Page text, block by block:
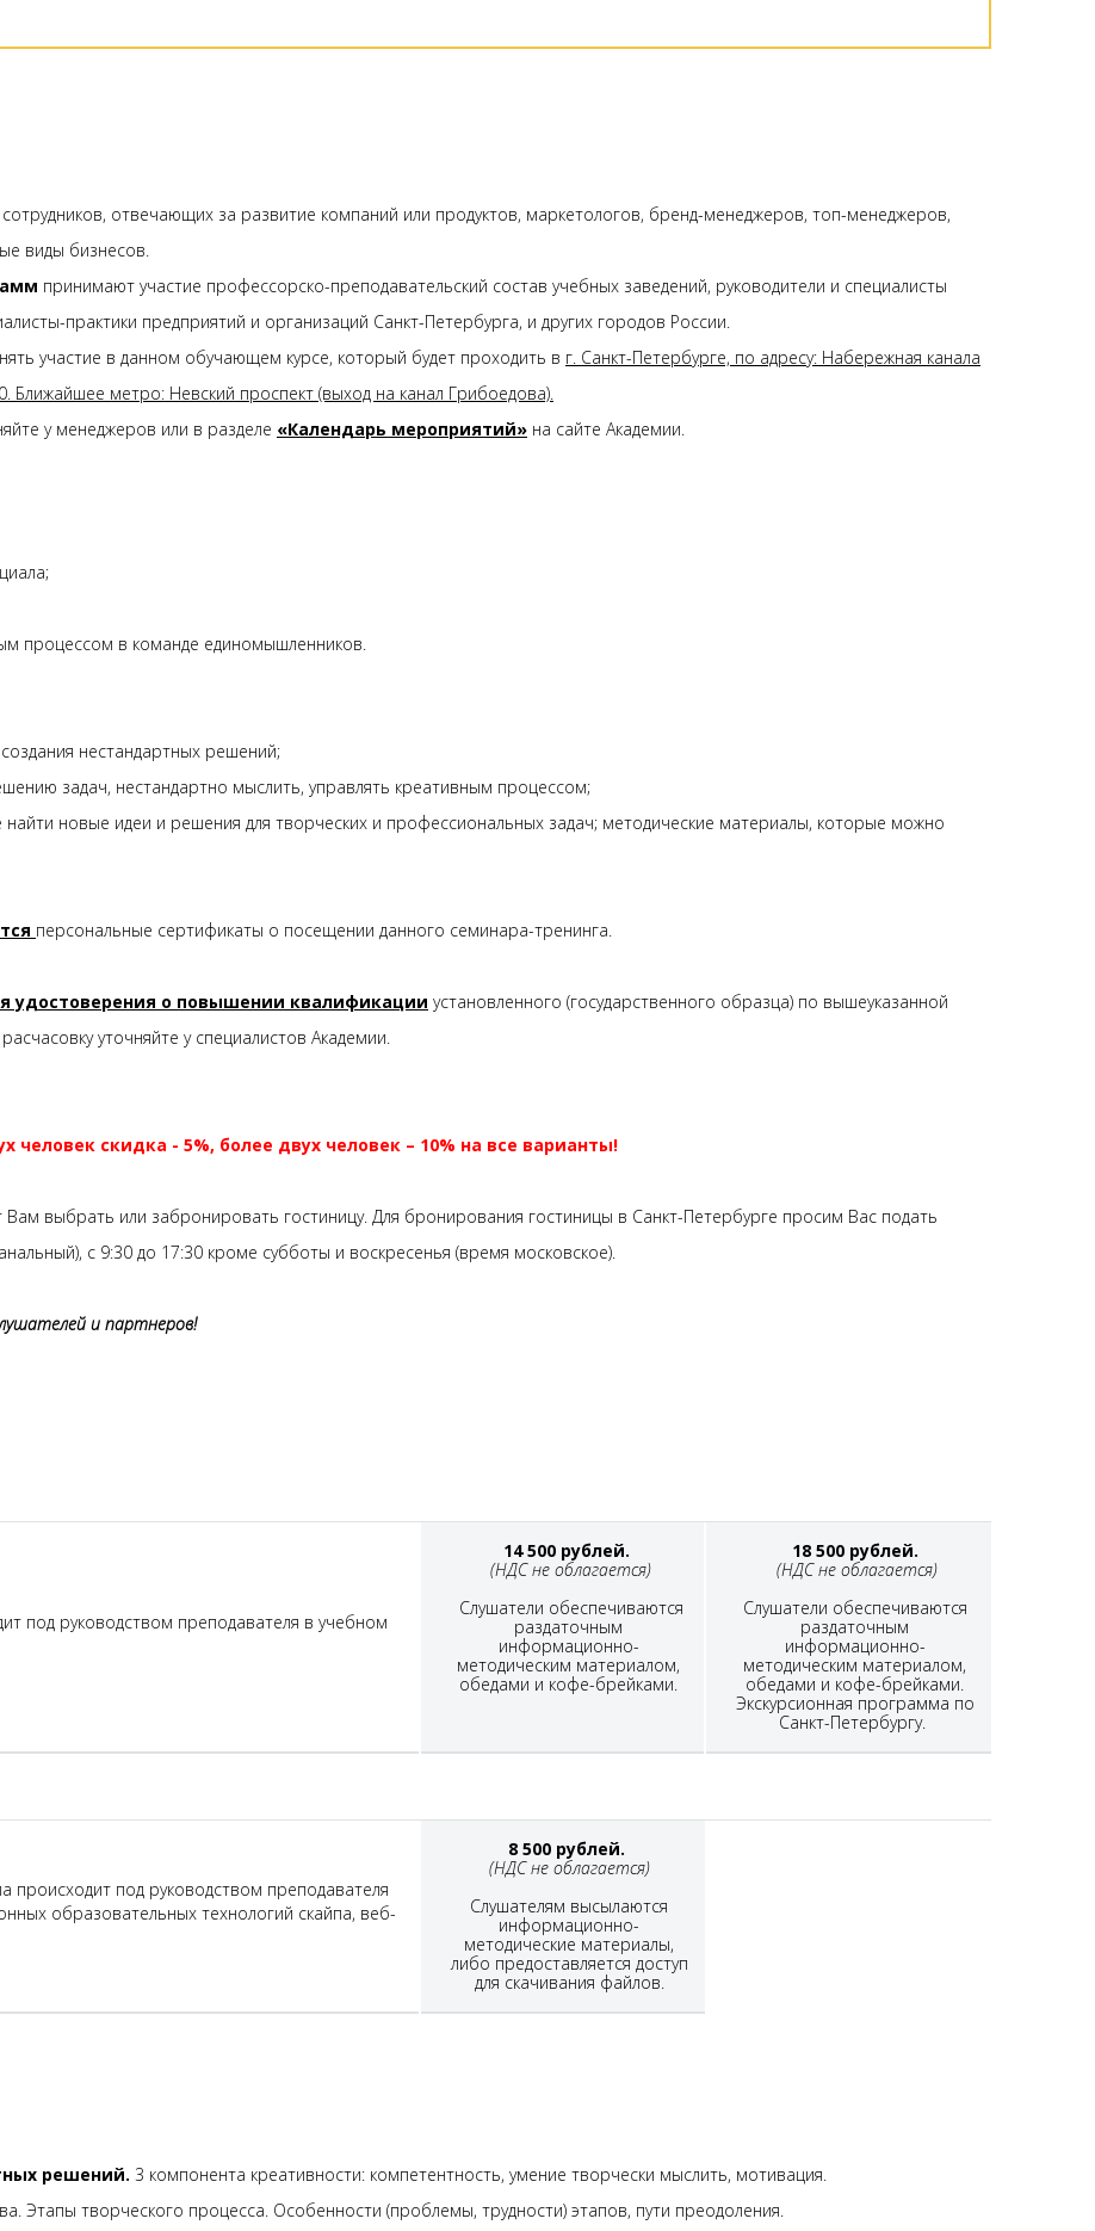
сотрудников, отвечающих за развитие компаний или продуктов, маркетологов, бренд-менеджеров, топ-менеджеров,
виды бизнесов.
принимают участие профессорско-преподавательский состав учебных заведений, руководители и специалисты
практики предприятий и организаций Санкт-Петербурга, и других городов России.
участие в данном обучающем курсе, который будет проходить в г. Санкт-Петербурге, по адресу: Набережная канала
Ближайшее метро: Невский проспект (выход на канал Грибоедова).
у менеджеров или в разделе «Календарь мероприятий» на сайте Академии.
процессом в команде единомышленников.
нестандартных решений;
задач, нестандартно мыслить, управлять креативным процессом;
найти новые идеи и решения для творческих и профессиональных задач; методические материалы, которые можно
персональные сертификаты о посещении данного семинара-тренинга.
удостоверения о повышении квалификации установленного (государственного образца) по вышеуказанной
уточняйте у специалистов Академии.
человек скидка - 5%, более двух человек – 10% на все варианты!
выбрать или забронировать гостиницу. Для бронирования гостиницы в Санкт-Петербурге просим Вас подать
с 9:30 до 17:30 кроме субботы и воскресенья (время московское).
и партнеров!
под руководством преподавателя в учебном
14 500 рублей.
(НДС не облагается)
Слушатели обеспечиваются
раздаточным
информационно-
методическим материалом,
обедами и кофе-брейками.
18 500 рублей.
(НДС не облагается)
Слушатели обеспечиваются
раздаточным
информационно-
методическим материалом,
обедами и кофе-брейками.
Экскурсионная программа по
Санкт-Петербургу.
происходит под руководством преподавателя
образовательных технологий скайпа, веб-
8 500 рублей.
(НДС не облагается)
Слушателям высылаются
информационно-
методические материалы,
либо предоставляется доступ
для скачивания файлов.
решений. 3 компонента креативности: компетентность, умение творчески мыслить, мотивация.
Этапы творческого процесса. Особенности (проблемы, трудности) этапов, пути преодоления.